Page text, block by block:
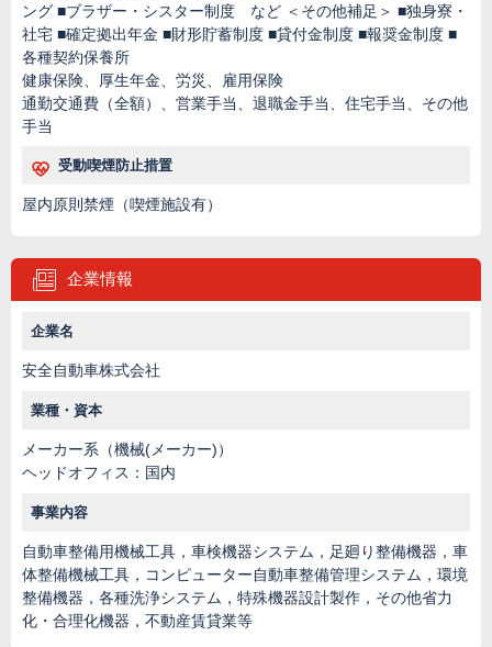
ング ■ブラザー・シスター制度 など ＜その他補足＞ ■独身寮・
社宅 ■確定拠出年金 ■財形貯蓄制度 ■貸付金制度 ■報奨金制度 ■
各種契約保養所
健康保険、厚生年金、労災、雇用保険
通勤交通費（全額）、営業手当、退職金手当、住宅手当、その他
手当
受動喫煙防止措置
屋内原則禁煙（喫煙施設有）
企業情報
企業名
安全自動車株式会社
業種・資本
メーカー系（機械(メーカー)）
ヘッドオフィス：国内
事業内容
自動車整備用機械工具，車検機器システム，足廻り整備機器，車
体整備機械工具，コンピューター自動車整備管理システム，環境
整備機器，各種洗浄システム，特殊機器設計製作，その他省力
化・合理化機器，不動産賃貸業等